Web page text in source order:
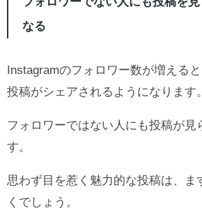
なる
Instagramのフォロワー数が増える
投稿がシェアされるようになります。
フォロワーではない人にも投稿が見
す。
思わず目を惹く魅力的な投稿は、ま
くでしょう。